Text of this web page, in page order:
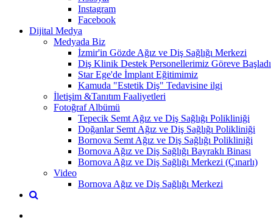
Instagram
Facebook
Dijital Medya
Medyada Biz
İzmir'in Gözde Ağız ve Diş Sağlığı Merkezi
Diş Klinik Destek Personellerimiz Göreve Başladı
Star Ege'de İmplant Eğitimimiz
Kamuda "Estetik Diş" Tedavisine ilgi
İletişim &Tanıtım Faaliyetleri
Fotoğraf Albümü
Tepecik Semt Ağız ve Diş Sağlığı Polikliniği
Doğanlar Semt Ağız ve Diş Sağlığı Polikliniği
Bornova Semt Ağız ve Diş Sağlığı Polikliniği
Bornova Ağız ve Diş Sağlığı Bayraklı Binası
Bornova Ağız ve Diş Sağlığı Merkezi (Çınarlı)
Video
Bornova Ağız ve Diş Sağlığı Merkezi